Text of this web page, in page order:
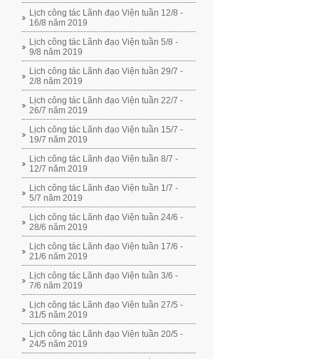
Lịch công tác Lãnh đạo Viện tuần 12/8 -
16/8 năm 2019
Lịch công tác Lãnh đạo Viện tuần 5/8 -
9/8 năm 2019
Lịch công tác Lãnh đạo Viện tuần 29/7 -
2/8 năm 2019
Lịch công tác Lãnh đạo Viện tuần 22/7 -
26/7 năm 2019
Lịch công tác Lãnh đạo Viện tuần 15/7 -
19/7 năm 2019
Lịch công tác Lãnh đạo Viện tuần 8/7 -
12/7 năm 2019
Lịch công tác Lãnh đạo Viện tuần 1/7 -
5/7 năm 2019
Lịch công tác Lãnh đạo Viện tuần 24/6 -
28/6 năm 2019
Lịch công tác Lãnh đạo Viện tuần 17/6 -
21/6 năm 2019
Lịch công tác Lãnh đạo Viện tuần 3/6 -
7/6 năm 2019
Lịch công tác Lãnh đạo Viện tuần 27/5 -
31/5 năm 2019
Lịch công tác Lãnh đạo Viện tuần 20/5 -
24/5 năm 2019